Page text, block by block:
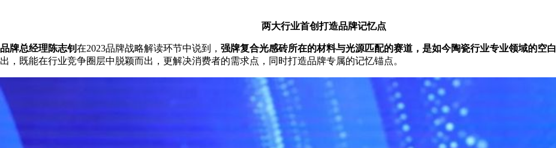
两大行业首创打造品牌记忆点
品牌总经理陈志钊 在2023品牌战略解读环节中说到， 强牌复合光感砖所在的材料与光源匹配的赛道，是如今陶瓷行业专业领域的空白
出，既能在行业竞争圈层中脱颖而出，更解决消费者的需求点，同时打造品牌专属的记忆锚点。